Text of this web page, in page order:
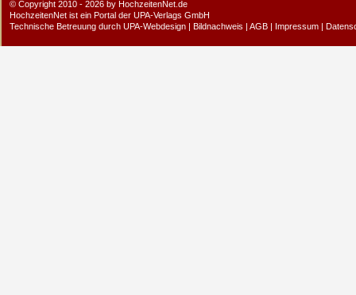
© Copyright 2010 - 2026 by HochzeitenNet.de
HochzeitenNet ist ein Portal der UPA-Verlags GmbH
Technische Betreuung durch UPA-Webdesign | Bildnachweis | AGB | Impressum |